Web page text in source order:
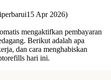
15 Apr 2026)
mengaktifkan pembayaran
Berikut adalah apa
dan cara menghabiskan
hari ini.